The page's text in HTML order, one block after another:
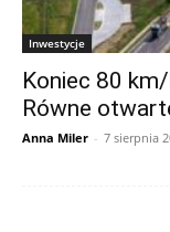
Inwestycje
Koniec 80
Równe
Anna Miler - 7 sierpnia